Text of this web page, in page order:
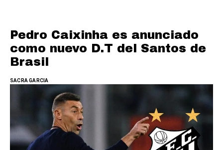
Pedro Caixinha es anunciado
como nuevo D.T del Santos de
Brasil
SACRA GARCIA